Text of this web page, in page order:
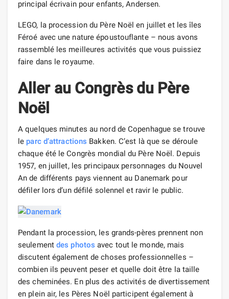
principal écrivain pour enfants, Andersen.
LEGO, la procession du Père Noël en juillet et les îles
Féroé avec une nature époustouflante – nous avons
rassemblé les meilleures activités que vous puissiez
faire dans le royaume.
Aller au Congrès du Père
Noël
A quelques minutes au nord de Copenhague se trouve
le parc d’attractions Bakken. C’est là que se déroule
chaque été le Congrès mondial du Père Noël. Depuis
1957, en juillet, les principaux personnages du Nouvel
An de différents pays viennent au Danemark pour
défiler lors d’un défilé solennel et ravir le public.
Pendant la procession, les grands-pères prennent non
seulement des photos avec tout le monde, mais
discutent également de choses professionnelles –
combien ils peuvent peser et quelle doit être la taille
des cheminées. En plus des activités de divertissement
en plein air, les Pères Noël participent également à